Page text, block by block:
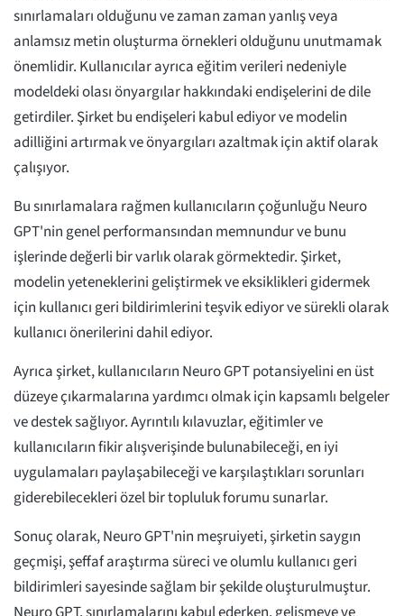
sınırlamaları olduğunu ve zaman zaman yanlış veya
anlamsız metin oluşturma örnekleri olduğunu unutmamak
önemlidir. Kullanıcılar ayrıca eğitim verileri nedeniyle
modeldeki olası önyargılar hakkındaki endişelerini de dile
getirdiler. Şirket bu endişeleri kabul ediyor ve modelin
adilliğini artırmak ve önyargıları azaltmak için aktif olarak
çalışıyor.
Bu sınırlamalara rağmen kullanıcıların çoğunluğu Neuro
GPT'nin genel performansından memnundur ve bunu
işlerinde değerli bir varlık olarak görmektedir. Şirket,
modelin yeteneklerini geliştirmek ve eksiklikleri gidermek
için kullanıcı geri bildirimlerini teşvik ediyor ve sürekli olarak
kullanıcı önerilerini dahil ediyor.
Ayrıca şirket, kullanıcıların Neuro GPT potansiyelini en üst
düzeye çıkarmalarına yardımcı olmak için kapsamlı belgeler
ve destek sağlıyor. Ayrıntılı kılavuzlar, eğitimler ve
kullanıcıların fikir alışverişinde bulunabileceği, en iyi
uygulamaları paylaşabileceği ve karşılaştıkları sorunları
giderebilecekleri özel bir topluluk forumu sunarlar.
Sonuç olarak, Neuro GPT'nin meşruiyeti, şirketin saygın
geçmişi, şeffaf araştırma süreci ve olumlu kullanıcı geri
bildirimleri sayesinde sağlam bir şekilde oluşturulmuştur.